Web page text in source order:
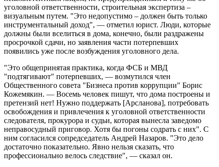
уголовной ответственности, строительная экспертиза –
визуальным путем. "Это недопустимо – должен быть только
инструментальный доход", — отметил юрист. Люди, которые
должны были вселиться в дома, конечно, были раздражены
просрочкой сдачи, но заявления части потерпевших
появились уже после возбуждения уголовного дела.
"Это общепринятая практика, когда ФСБ и МВД
"подтягивают" потерпевших, — возмутился член
Общественного совета "Бизнеса против коррупции" Борис
Кожемякин. — Восемь человек пишут, что дома построены и
претензий нет! Нужно поддержать [Арсланова], потребовать
освобождения и привлечения к уголовной ответственности
следователя, прокурора и судьи, которая вынесла заведомо
неправосудный приговор. Хотя бы погоны содрать с них". С
ним согласился сопредседатель Андрей Назаров. "Это дело
достаточно показательно. Явно нельзя сказать, что
профессионально велось следствие", — сказал он.